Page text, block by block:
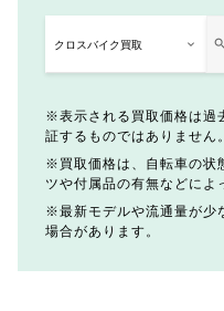
表示される買取価格は過
証するものではありません。
買取価格は、自転車の状
ツや付属品の有無などによ
最新モデルや流通量が少
場合があります。